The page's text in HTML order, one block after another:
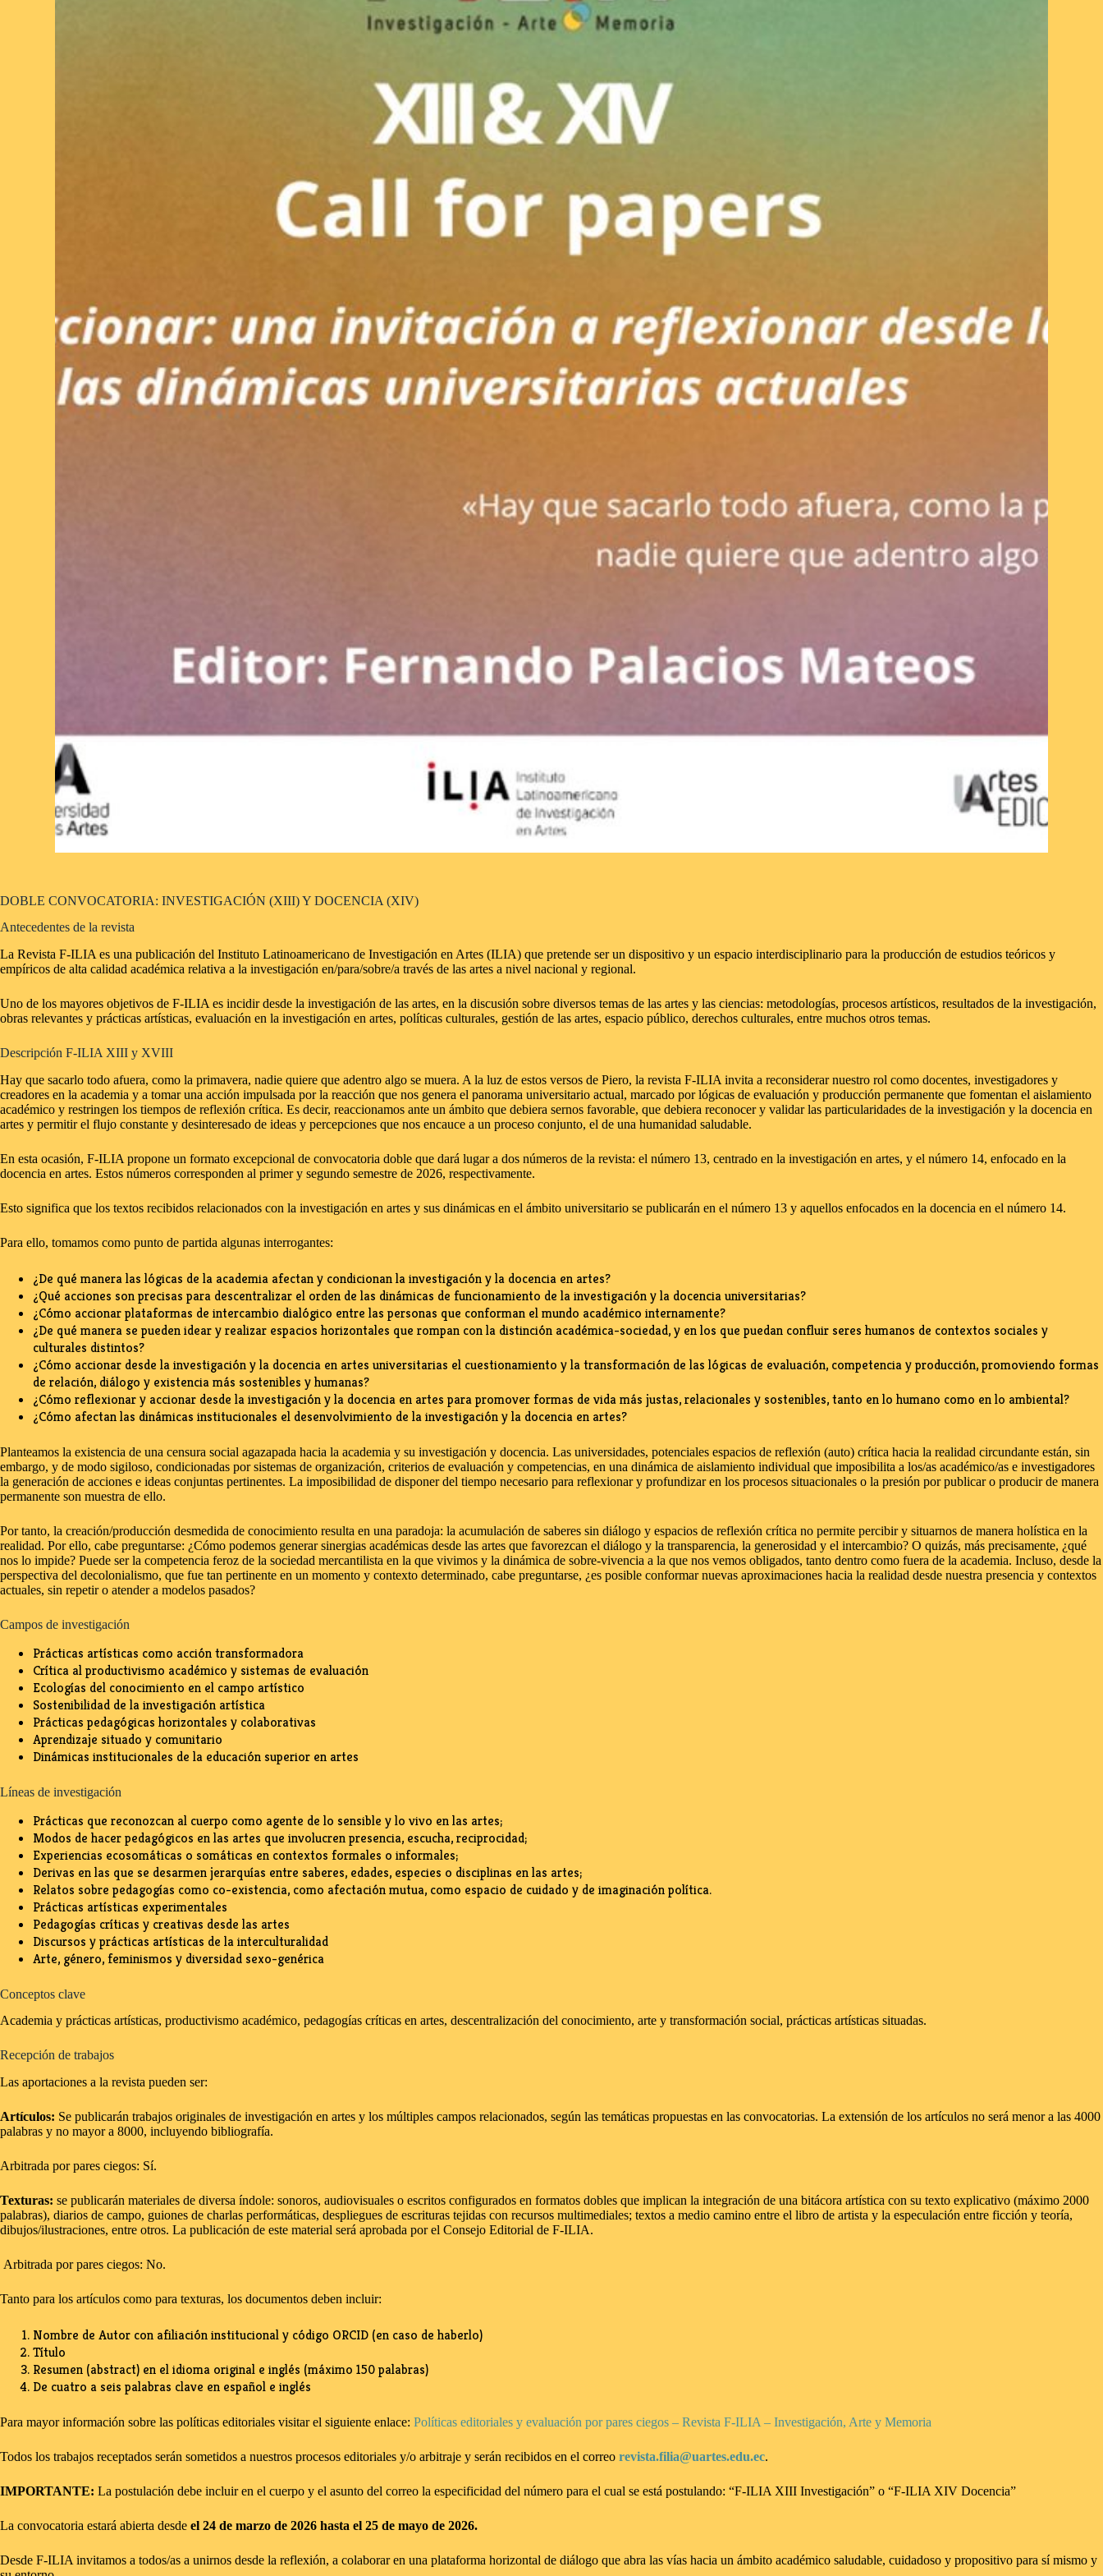
DOBLE CONVOCATORIA: INVESTIGACIÓN (XIII) Y DOCENCIA (XIV)
Antecedentes de la revista
La Revista F-ILIA es una publicación del Instituto Latinoamericano de Investigación en Artes (ILIA) que pretende ser un dispositivo y un espacio interdisciplinario para la producción de estudios teóricos y
empíricos de alta calidad académica relativa a la investigación en/para/sobre/a través de las artes a nivel nacional y regional.
Uno de los mayores objetivos de F-ILIA es incidir desde la investigación de las artes, en la discusión sobre diversos temas de las artes y las ciencias: metodologías, procesos artísticos, resultados de la investigación,
obras relevantes y prácticas artísticas, evaluación en la investigación en artes, políticas culturales, gestión de las artes, espacio público, derechos culturales, entre muchos otros temas.
Descripción F-ILIA XIII y XVIII
Hay que sacarlo todo afuera, como la primavera, nadie quiere que adentro algo se muera. A la luz de estos versos de Piero, la revista F-ILIA invita a reconsiderar nuestro rol como docentes, investigadores y
creadores en la academia y a tomar una acción impulsada por la reacción que nos genera el panorama universitario actual, marcado por lógicas de evaluación y producción permanente que fomentan el aislamiento
académico y restringen los tiempos de reflexión crítica. Es decir, reaccionamos ante un ámbito que debiera sernos favorable, que debiera reconocer y validar las particularidades de la investigación y la docencia en
artes y permitir el flujo constante y desinteresado de ideas y percepciones que nos encauce a un proceso conjunto, el de una humanidad saludable.
En esta ocasión, F-ILIA propone un formato excepcional de convocatoria doble que dará lugar a dos números de la revista: el número 13, centrado en la investigación en artes, y el número 14, enfocado en la
docencia en artes. Estos números corresponden al primer y segundo semestre de 2026, respectivamente.
Esto significa que los textos recibidos relacionados con la investigación en artes y sus dinámicas en el ámbito universitario se publicarán en el número 13 y aquellos enfocados en la docencia en el número 14.
Para ello, tomamos como punto de partida algunas interrogantes:
¿De qué manera las lógicas de la academia afectan y condicionan la investigación y la docencia en artes?
¿Qué acciones son precisas para descentralizar el orden de las dinámicas de funcionamiento de la investigación y la docencia universitarias?
¿Cómo accionar plataformas de intercambio dialógico entre las personas que conforman el mundo académico internamente?
¿De qué manera se pueden idear y realizar espacios horizontales que rompan con la distinción académica-sociedad, y en los que puedan confluir seres humanos de contextos sociales y
culturales distintos?
¿Cómo accionar desde la investigación y la docencia en artes universitarias el cuestionamiento y la transformación de las lógicas de evaluación, competencia y producción, promoviendo formas
de relación, diálogo y existencia más sostenibles y humanas?
¿Cómo reflexionar y accionar desde la investigación y la docencia en artes para promover formas de vida más justas, relacionales y sostenibles, tanto en lo humano como en lo ambiental?
¿Cómo afectan las dinámicas institucionales el desenvolvimiento de la investigación y la docencia en artes?
Planteamos la existencia de una censura social agazapada hacia la academia y su investigación y docencia. Las universidades, potenciales espacios de reflexión (auto) crítica hacia la realidad circundante están, sin
embargo, y de modo sigiloso, condicionadas por sistemas de organización, criterios de evaluación y competencias, en una dinámica de aislamiento individual que imposibilita a los/as académico/as e investigadores
la generación de acciones e ideas conjuntas pertinentes. La imposibilidad de disponer del tiempo necesario para reflexionar y profundizar en los procesos situacionales o la presión por publicar o producir de manera
permanente son muestra de ello.
Por tanto, la creación/producción desmedida de conocimiento resulta en una paradoja: la acumulación de saberes sin diálogo y espacios de reflexión crítica no permite percibir y situarnos de manera holística en la
realidad. Por ello, cabe preguntarse: ¿Cómo podemos generar sinergias académicas desde las artes que favorezcan el diálogo y la transparencia, la generosidad y el intercambio? O quizás, más precisamente, ¿qué
nos lo impide? Puede ser la competencia feroz de la sociedad mercantilista en la que vivimos y la dinámica de sobre-vivencia a la que nos vemos obligados, tanto dentro como fuera de la academia. Incluso, desde la
perspectiva del decolonialismo, que fue tan pertinente en un momento y contexto determinado, cabe preguntarse, ¿es posible conformar nuevas aproximaciones hacia la realidad desde nuestra presencia y contextos
actuales, sin repetir o atender a modelos pasados?
Campos de investigación
Prácticas artísticas como acción transformadora
Crítica al productivismo académico y sistemas de evaluación
Ecologías del conocimiento en el campo artístico
Sostenibilidad de la investigación artística
Prácticas pedagógicas horizontales y colaborativas
Aprendizaje situado y comunitario
Dinámicas institucionales de la educación superior en artes
Líneas de investigación
Prácticas que reconozcan al cuerpo como agente de lo sensible y lo vivo en las artes;
Modos de hacer pedagógicos en las artes que involucren presencia, escucha, reciprocidad;
Experiencias ecosomáticas o somáticas en contextos formales o informales;
Derivas en las que se desarmen jerarquías entre saberes, edades, especies o disciplinas en las artes;
Relatos sobre pedagogías como co-existencia, como afectación mutua, como espacio de cuidado y de imaginación política.
Prácticas artísticas experimentales
Pedagogías críticas y creativas desde las artes
Discursos y prácticas artísticas de la interculturalidad
Arte, género, feminismos y diversidad sexo-genérica
Conceptos clave
Academia y prácticas artísticas, productivismo académico, pedagogías críticas en artes, descentralización del conocimiento, arte y transformación social, prácticas artísticas situadas.
Recepción de trabajos
Las aportaciones a la revista pueden ser:
Artículos: Se publicarán trabajos originales de investigación en artes y los múltiples campos relacionados, según las temáticas propuestas en las convocatorias. La extensión de los artículos no será menor a las 4000
palabras y no mayor a 8000, incluyendo bibliografía.
Arbitrada por pares ciegos: Sí.
Texturas: se publicarán materiales de diversa índole: sonoros, audiovisuales o escritos configurados en formatos dobles que implican la integración de una bitácora artística con su texto explicativo (máximo 2000
palabras), diarios de campo, guiones de charlas performáticas, despliegues de escrituras tejidas con recursos multimediales; textos a medio camino entre el libro de artista y la especulación entre ficción y teoría,
dibujos/ilustraciones, entre otros. La publicación de este material será aprobada por el Consejo Editorial de F-ILIA.
Arbitrada por pares ciegos: No.
Tanto para los artículos como para texturas, los documentos deben incluir:
Nombre de Autor con afiliación institucional y código ORCID (en caso de haberlo)
Título
Resumen (abstract) en el idioma original e inglés (máximo 150 palabras)
De cuatro a seis palabras clave en español e inglés
Para mayor información sobre las políticas editoriales visitar el siguiente enlace: Políticas editoriales y evaluación por pares ciegos – Revista F-ILIA – Investigación, Arte y Memoria
Todos los trabajos receptados serán sometidos a nuestros procesos editoriales y/o arbitraje y serán recibidos en el correo revista.filia@uartes.edu.ec.
IMPORTANTE: La postulación debe incluir en el cuerpo y el asunto del correo la especificidad del número para el cual se está postulando: “F-ILIA XIII Investigación” o “F-ILIA XIV Docencia”
La convocatoria estará abierta desde el 24 de marzo de 2026 hasta el 25 de mayo de 2026.
Desde F-ILIA invitamos a todos/as a unirnos desde la reflexión, a colaborar en una plataforma horizontal de diálogo que abra las vías hacia un ámbito académico saludable, cuidadoso y propositivo para sí mismo y